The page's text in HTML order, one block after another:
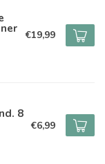
€19,99
8
€6,99